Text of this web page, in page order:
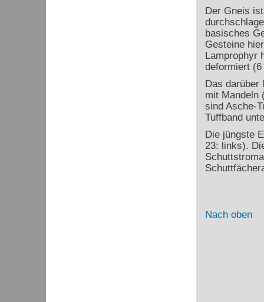
Der Gneis
basisches
Gesteine
Lamprophyr
deformiert
Das darüber
mit Mandeln
sind Asche-
Tuffband
Die jüngste
23: links).
Nach oben